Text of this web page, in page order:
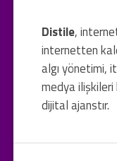
Distile,
internetten
algı yönetimi,
medya ilişkileri
dijital ajanstır.